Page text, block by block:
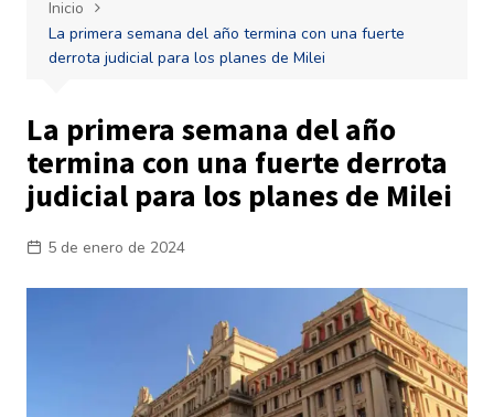
Inicio
La primera semana del año termina con una fuerte
derrota judicial para los planes de Milei
La primera semana del año
termina con una fuerte derrota
judicial para los planes de Milei
5 de enero de 2024